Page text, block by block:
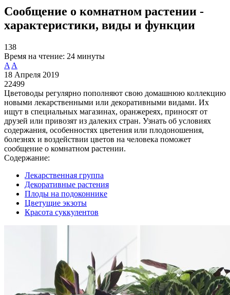
Сообщение о комнатном растении -
характеристики, виды и функции
138
Время на чтение: 24 минуты
A A
18 Апреля 2019
22499
Цветоводы регулярно пополняют свою домашнюю коллекцию
новыми лекарственными или декоративными видами. Их
ищут в специальных магазинах, оранжереях, приносят от
друзей или привозят из далеких стран. Узнать об условиях
содержания, особенностях цветения или плодоношения,
болезнях и воздействии цветов на человека поможет
сообщение о комнатном растении.
Содержание:
Лекарственная группа
Декоративные растения
Плоды на подоконнике
Цветущие экзоты
Красота суккулентов